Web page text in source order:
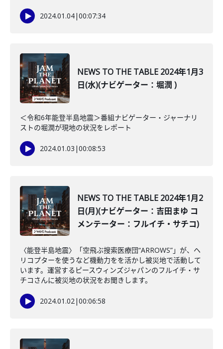
2024.01.04|00:07:34
NEWS TO THE TABLE 2024年1月3
日(水)(ナビゲーター：堀潤 )
＜令和6年能登半島地震＞番組ナビゲーター・ジャーナリ
ストの堀潤が現地の状況をレポート
2024.01.03 |00:08:53
NEWS TO THE TABLE 2024年1月2
日(月)(ナビゲーター：吉田まゆ コ
メンテーター：フルイチ・サチコ)
〈能登半島地震〉「空飛ぶ搜索医療団“ARROWS”」が、ヘ
リコプターを使うなど機動力をを活かし被災地で活動して
います。運営するピースウィンズジャパンのフルイチ・サ
チコさんに被災地の状況をお聞きします。
2024.01.02|00:06:58